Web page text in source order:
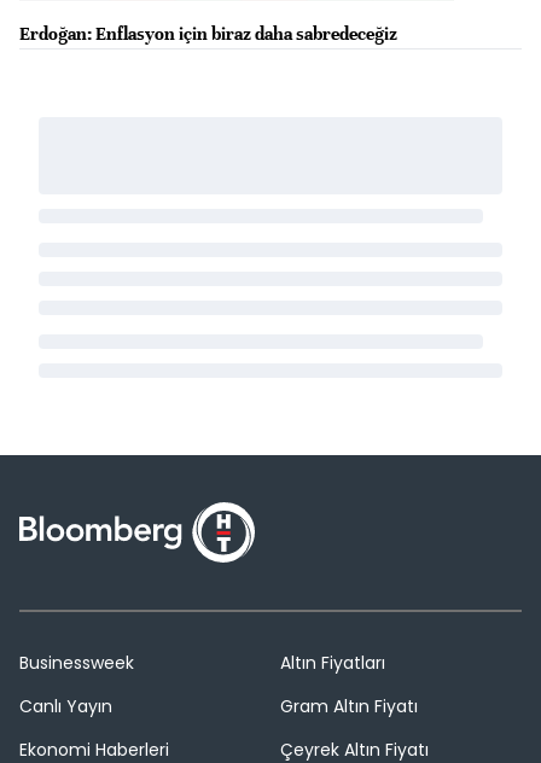
Erdoğan: Enflasyon için biraz daha sabredeceğiz
Businessweek
Canlı Yayın
Ekonomi Haberleri
Altın Fiyatları
Gram Altın Fiyatı
Çeyrek Altın Fiyatı